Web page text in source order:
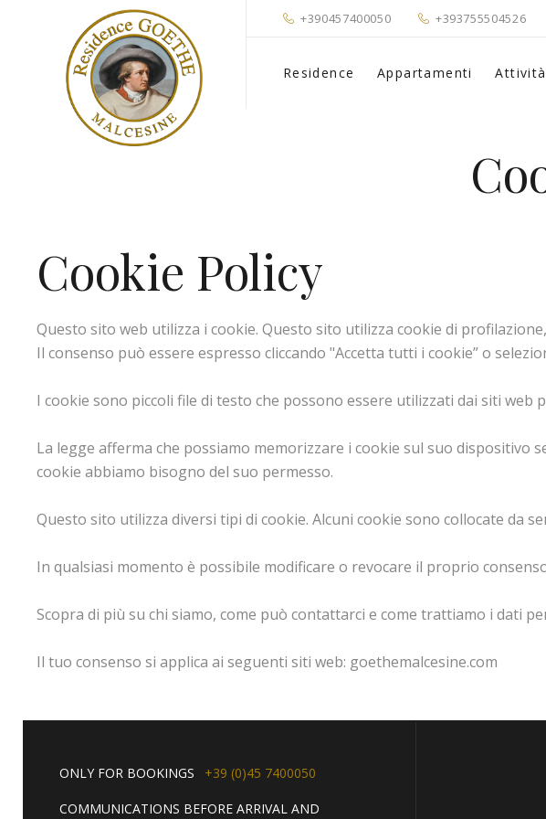
+390457400050 +393755504526
Residence Appartamenti Attività
Cookie Policy
Questo sito web utilizza i cookie. Questo sito utilizza cookie di
Il consenso può essere espresso cliccando "Accetta tutti i cookie” o
I cookie sono piccoli file di testo che possono essere utilizzati dai siti
La legge afferma che possiamo memorizzare i cookie sul suo
cookie abbiamo bisogno del suo permesso.
Questo sito utilizza diversi tipi di cookie. Alcuni cookie sono collocate da
In qualsiasi momento è possibile modificare o revocare il proprio
Scopra di più su chi siamo, come può contattarci e come trattiamo i dati
Il tuo consenso si applica ai seguenti siti web: goethemalcesine.com
ONLY FOR BOOKINGS +39 (0)45 7400050
COMMUNICATIONS BEFORE ARRIVAL AND